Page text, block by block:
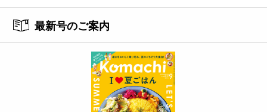
最新号のご案内